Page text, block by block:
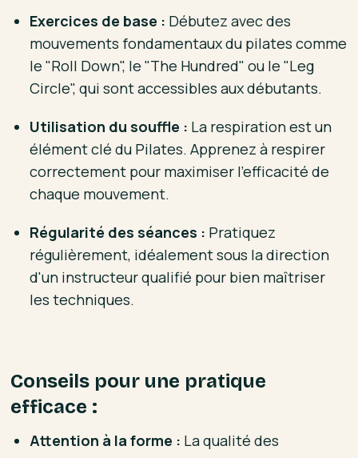
Exercices de base : Débutez avec des
mouvements fondamentaux du pilates comme
le "Roll Down", le "The Hundred" ou le "Leg
Circle", qui sont accessibles aux débutants.
Utilisation du souffle : La respiration est un
élément clé du Pilates. Apprenez à respirer
correctement pour maximiser l'efficacité de
chaque mouvement.
Régularité des séances : Pratiquez
régulièrement, idéalement sous la direction
d'un instructeur qualifié pour bien maîtriser
les techniques.
Conseils pour une pratique
efficace :
Attention à la forme : La qualité des